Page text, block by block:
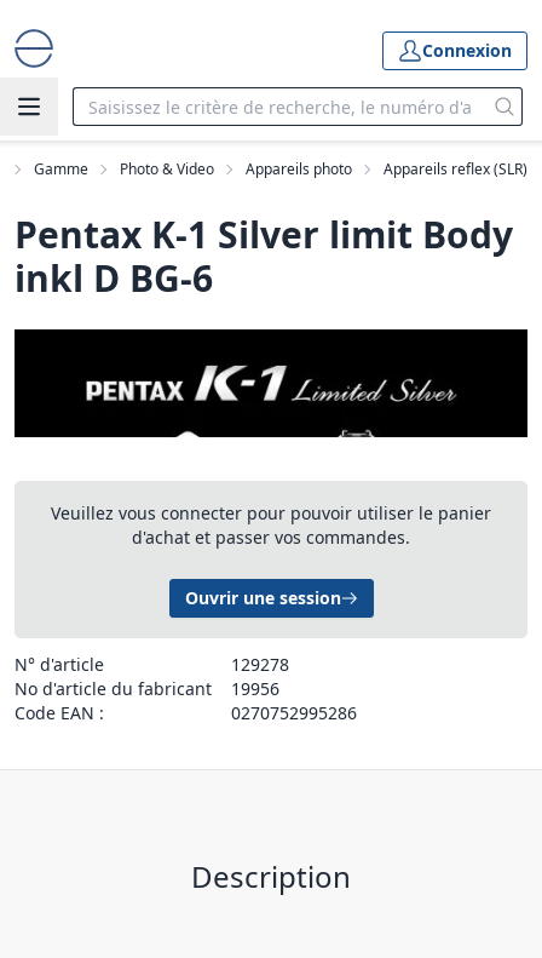
Connexion
Gamme Photo & Video Appareils photo Appareils reflex (SLR)
Pentax K-1 Silver limit Body
inkl D BG-6
Veuillez vous connecter pour pouvoir utiliser le panier
d'achat et passer vos commandes.
Ouvrir une session
N° d'article
129278
No d'article du fabricant
19956
Code EAN :
0270752995286
Description